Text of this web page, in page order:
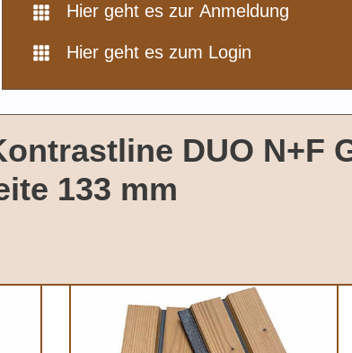
Hier geht es zur Anmeldung
Hier geht es zum Login
DUO N+F
133 mm